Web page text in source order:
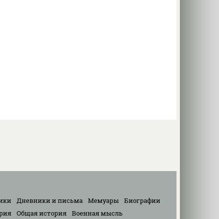
Дневники и письма Мемуары
Биографии
Общая история Военная мысль